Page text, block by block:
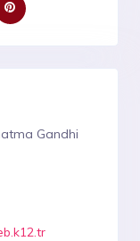
Gandhi